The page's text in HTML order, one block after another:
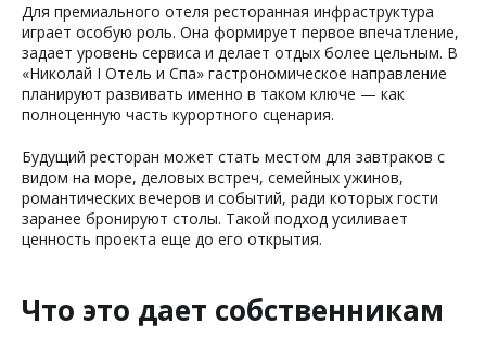
Для премиального отеля ресторанная инфраструктура
играет особую роль. Она формирует первое впечатление,
задает уровень сервиса и делает отдых более цельным. В
«Николай I Отель и Спа» гастрономическое направление
планируют развивать именно в таком ключе — как
полноценную часть курортного сценария.
Будущий ресторан может стать местом для завтраков с
видом на море, деловых встреч, семейных ужинов,
романтических вечеров и событий, ради которых гости
заранее бронируют столы. Такой подход усиливает
ценность проекта еще до его открытия.
Что это дает собственникам